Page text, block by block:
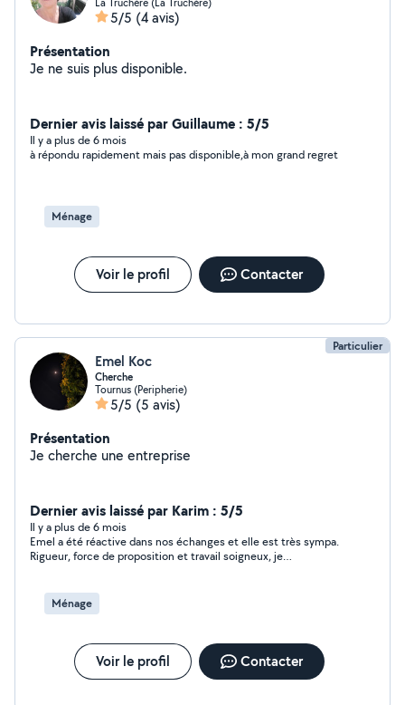
5/5 (4 avis)
Présentation
Je ne suis plus disponible.
Dernier avis laissé par Guillaume : 5/5
Il y a plus de 6 mois
à répondu rapidement mais pas disponible,à mon grand regret
Ménage
Voir le profil Contacter
Particulier
Emel Koc
Cherche
Tournus (Peripherie)
5/5 (5 avis)
Présentation
Je cherche une entreprise
Dernier avis laissé par Karim : 5/5
Il y a plus de 6 mois
Emel a été réactive dans nos échanges et elle est très sympa.
Rigueur, force de proposition et travail soigneux, je
Ménage
Voir le profil Contacter